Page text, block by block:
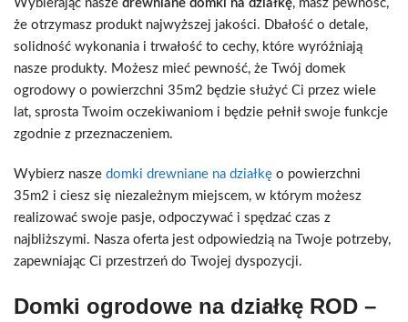
Wybierając nasze drewniane domki na działkę, masz pewność,
że otrzymasz produkt najwyższej jakości. Dbałość o detale,
solidność wykonania i trwałość to cechy, które wyróżniają
nasze produkty. Możesz mieć pewność, że Twój domek
ogrodowy o powierzchni 35m2 będzie służyć Ci przez wiele
lat, sprosta Twoim oczekiwaniom i będzie pełnił swoje funkcje
zgodnie z przeznaczeniem.
Wybierz nasze domki drewniane na działkę o powierzchni
35m2 i ciesz się niezależnym miejscem, w którym możesz
realizować swoje pasje, odpoczywać i spędzać czas z
najbliższymi. Nasza oferta jest odpowiedzią na Twoje potrzeby,
zapewniając Ci przestrzeń do Twojej dyspozycji.
Domki ogrodowe na działkę ROD –